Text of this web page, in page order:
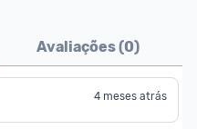
Avaliações (0)
4 meses atrás